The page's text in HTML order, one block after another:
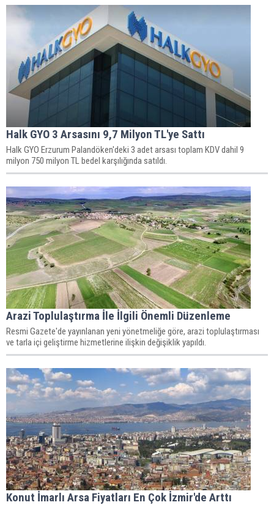
Halk GYO 3 Arsasını 9,7 Milyon TL'ye Sattı
Halk GYO Erzurum Palandöken'deki 3 adet arsası toplam KDV dahil 9
milyon 750 milyon TL bedel karşılığında satıldı.
Arazi Toplulaştırma İle İlgili Önemli Düzenleme
Resmi Gazete'de yayınlanan yeni yönetmeliğe göre, arazi toplulaştırması
ve tarla içi geliştirme hizmetlerine ilişkin değişiklik yapıldı.
Konut İmarlı Arsa Fiyatları En Çok İzmir'de Arttı